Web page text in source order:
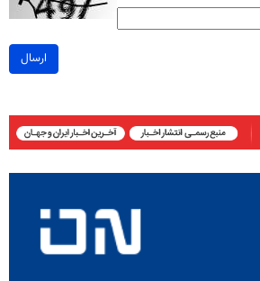
ارسال